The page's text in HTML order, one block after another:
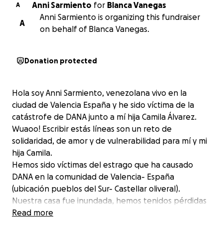
A Anni Sarmiento for
Blanca Vanegas
A
Anni Sarmiento is organizing this fundraiser
on behalf of Blanca Vanegas.
Donation protected
Hola soy Anni Sarmiento, venezolana vivo en la
ciudad de Valencia España y he sido víctima de la
catástrofe de DANA junto a mí hija Camila Álvarez.
Wuaoo! Escribir estás líneas son un reto de
solidaridad, de amor y de vulnerabilidad para mí y mi
hija Camila.
Hemos sido víctimas del estrago que ha causado
DANA en la comunidad de Valencia- España
(ubicación pueblos del Sur- Castellar oliveral).
Nuestra casa fue inundada, hemos tenidos pérdidas
materiales, no contamos con los recursos para poder
Read more